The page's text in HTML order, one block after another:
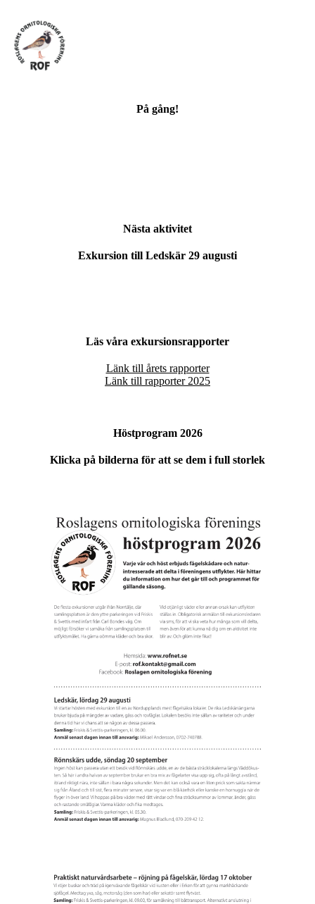
På gång!
Nästa aktivitet
Exkursion till Ledskär 29 augusti
Läs våra exkursionsrapporter
Länk till årets rapporter
Länk till rapporter 2025
Höstprogram 2026
Klicka på bilderna för att se dem i full storlek